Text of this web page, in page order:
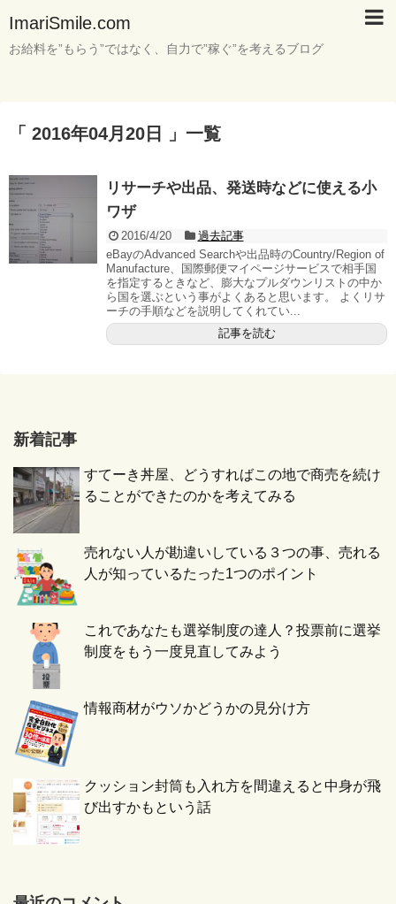
ImariSmile.com
お給料を”もらう”ではなく、自力で”稼ぐ”を考えるブログ
「 2016年04月20日 」一覧
リサーチや出品、発送時などに使える小
ワザ
2016/4/20
過去記事
eBayのAdvanced Searchや出品時のCountry/Region of
Manufacture、国際郵便マイページサービスで相手国
を指定するときなど、膨大なプルダウンリストの中か
ら国を選ぶという事がよくあると思います。 よくリサ
ーチの手順などを説明してくれてい...
記事を読む
新着記事
すてーき丼屋、どうすればこの地で商売を続け
ることができたのかを考えてみる
売れない人が勘違いしている３つの事、売れる
人が知っているたった1つのポイント
これであなたも選挙制度の達人？投票前に選挙
制度をもう一度見直してみよう
情報商材がウソかどうかの見分け方
クッション封筒も入れ方を間違えると中身が飛
び出すかもという話